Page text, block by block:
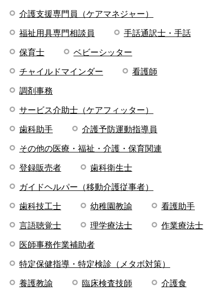
介護支援専門員（ケアマネジャー）
福祉用具専門相談員 手話通訳士・手話
保育士 ベビーシッター
チャイルドマインダー 看護師
調剤事務
サービス介助士（ケアフィッター）
歯科助手 介護予防運動指導員
その他の医療・福祉・介護・保育関連
登録販売者 歯科衛生士
ガイドヘルパー（移動介護従事者）
歯科技工士 幼稚園教諭 看護助手
言語聴覚士 理学療法士 作業療法士
医師事務作業補助者
特定保健指導・特定検診（メタボ対策）
養護教諭 臨床検査技師 介護食